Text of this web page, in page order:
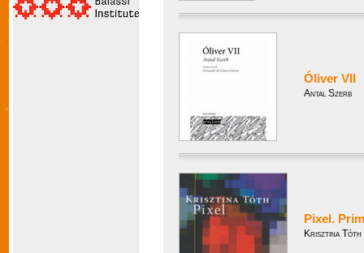
Óliver VII
Antal Szerb
Pixel.
Krisztina Tóth